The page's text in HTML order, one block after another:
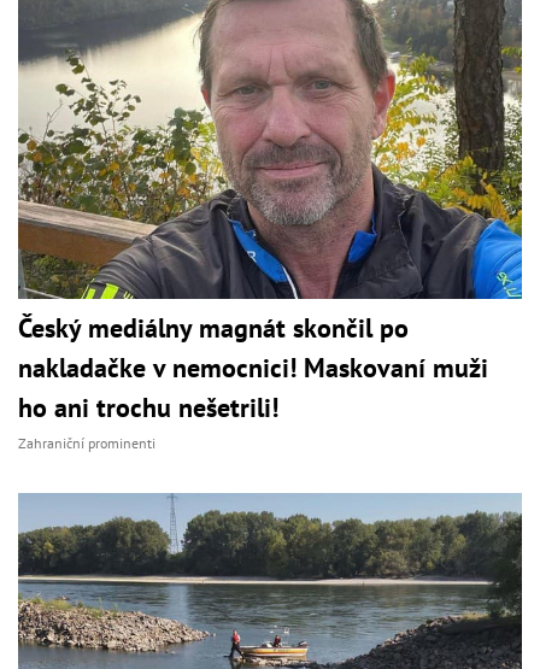
Český mediálny magnát skončil po
nakladačke v nemocnici! Maskovaní muži
ho ani trochu nešetrili!
Zahraniční prominenti